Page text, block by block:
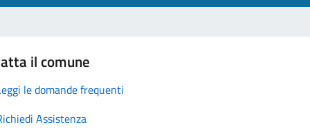
il comune
le domande frequenti
Assistenza